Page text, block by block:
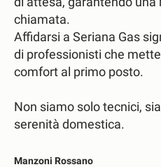
chiamata.
Affidarsi a Seriana Gas
di professionisti che
comfort al primo posto.
Non siamo solo tecnici,
serenità domestica.
Manzoni Rossano